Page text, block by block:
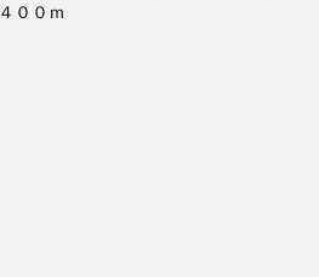
４００ｍ